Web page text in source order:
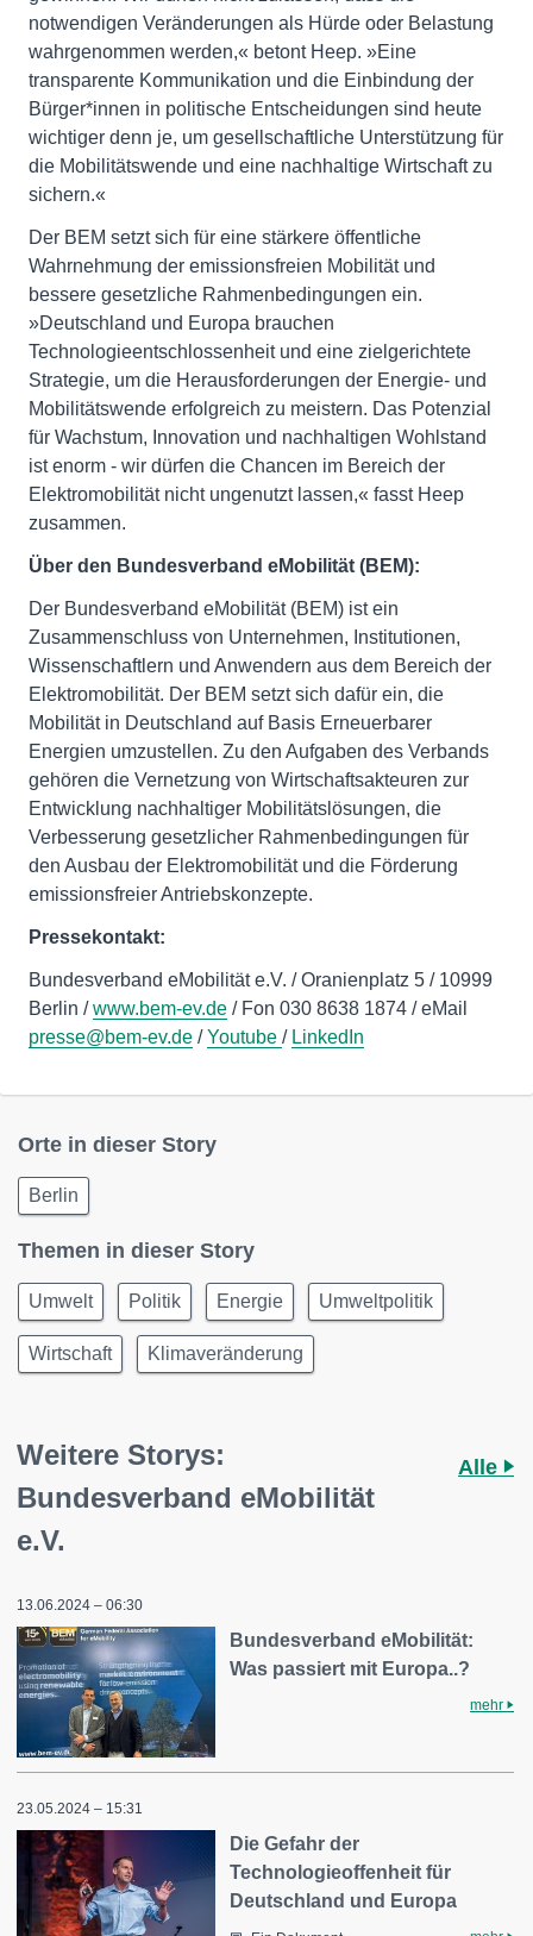
notwendigen Veränderungen als Hürde oder Belastung
wahrgenommen werden,« betont Heep. »Eine
transparente Kommunikation und die Einbindung der
Bürger*innen in politische Entscheidungen sind heute
wichtiger denn je, um gesellschaftliche Unterstützung für
die Mobilitätswende und eine nachhaltige Wirtschaft zu
sichern.«
Der BEM setzt sich für eine stärkere öffentliche
Wahrnehmung der emissionsfreien Mobilität und
bessere gesetzliche Rahmenbedingungen ein.
»Deutschland und Europa brauchen
Technologieentschlossenheit und eine zielgerichtete
Strategie, um die Herausforderungen der Energie- und
Mobilitätswende erfolgreich zu meistern. Das Potenzial
für Wachstum, Innovation und nachhaltigen Wohlstand
ist enorm - wir dürfen die Chancen im Bereich der
Elektromobilität nicht ungenutzt lassen,« fasst Heep
zusammen.
Über den Bundesverband eMobilität (BEM):
Der Bundesverband eMobilität (BEM) ist ein
Zusammenschluss von Unternehmen, Institutionen,
Wissenschaftlern und Anwendern aus dem Bereich der
Elektromobilität. Der BEM setzt sich dafür ein, die
Mobilität in Deutschland auf Basis Erneuerbarer
Energien umzustellen. Zu den Aufgaben des Verbands
gehören die Vernetzung von Wirtschaftsakteuren zur
Entwicklung nachhaltiger Mobilitätslösungen, die
Verbesserung gesetzlicher Rahmenbedingungen für
den Ausbau der Elektromobilität und die Förderung
emissionsfreier Antriebskonzepte.
Pressekontakt:
Bundesverband eMobilität e.V. / Oranienplatz 5 / 10999
Berlin /www.bem-ev.de / Fon 030 8638 1874 / eMail
presse@bem-ev.de /Youtube / LinkedIn
Orte in dieser Story
Berlin
Themen in dieser Story
Umwelt Politik Energie Umweltpolitik
Wirtschaft Klimaveränderung
Weitere Storys:
Bundesverband eMobilität
e.V.
Alle
13.06.2024 – 06:30
Bundesverband eMobilität:
Was passiert mit Europa..?
mehr
23.05.2024 – 15:31
Die Gefahr der
Technologieoffenheit für
Deutschland und Europa